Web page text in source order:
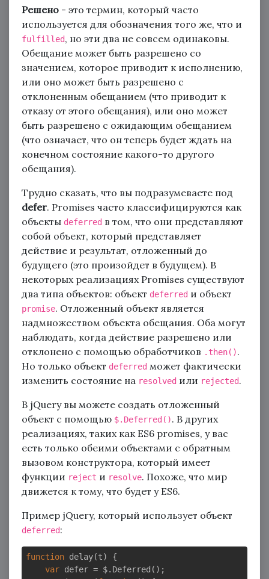
Решено - это термин, который часто
используется для обозначения того же, что и
fulfilled, но эти два не совсем одинаковы.
Обещание может быть разрешено со
значением, которое приводит к исполнению,
или оно может быть разрешено с
отклоненным обещанием (что приводит к
отказу от этого обещания), или оно может
быть разрешено с ожидающим обещанием
(что означает, что он теперь будет ждать на
конечном состояние какого-то другого
обещания).
Трудно сказать, что вы подразумеваете под
defer. Promises часто классифицируются как
объекты deferred в том, что они представляют
собой объект, который представляет
действие и результат, отложенный до
будущего (это произойдет в будущем). В
некоторых реализациях Promises существуют
два типа объектов: объект deferred и объект
promise. Отложенный объект является
надмножеством объекта обещания. Оба могут
наблюдать, когда действие разрешено или
отклонено с помощью обработчиков .then().
Но только объект deferred может фактически
изменить состояние на resolved или rejected.
В jQuery вы можете создать отложенный
объект с помощью $.Deferred(). В других
реализациях, таких как ES6 promises, у вас
есть только обеими объектами с обратным
вызовом конструктора, который имеет
функции reject и resolve. Похоже, что мир
движется к тому, что будет у ES6.
Пример jQuery, который использует объект
deferred:
function delay(t) {
var defer = $.Deferred();